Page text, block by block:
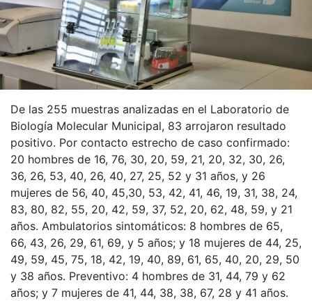
De las 255 muestras analizadas en el Laboratorio de
Biología Molecular Municipal, 83 arrojaron resultado
positivo. Por contacto estrecho de caso confirmado:
20 hombres de 16, 76, 30, 20, 59, 21, 20, 32, 30, 26,
36, 26, 53, 40, 26, 40, 27, 25, 52 y 31 años, y 26
mujeres de 56, 40, 45,30, 53, 42, 41, 46, 19, 31, 38, 24,
83, 80, 82, 55, 20, 42, 59, 37, 52, 20, 62, 48, 59, y 21
años. Ambulatorios sintomáticos: 8 hombres de 65,
66, 43, 26, 29, 61, 69, y 5 años; y 18 mujeres de 44, 25,
49, 59, 45, 75, 18, 42, 19, 40, 89, 61, 65, 40, 20, 29, 50
y 38 años. Preventivo: 4 hombres de 31, 44, 79 y 62
años; y 7 mujeres de 41, 44, 38, 38, 67, 28 y 41 años.